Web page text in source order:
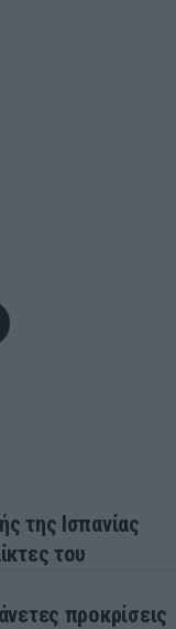
της Ισπανίας
του
προκρίσεις